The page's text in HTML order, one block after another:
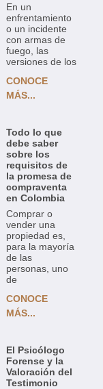
En un
enfrentamiento
o un incidente
con armas de
fuego, las
versiones de los
CONOCE
MÁS...
Todo lo que
debe saber
sobre los
requisitos de
la promesa de
compraventa
en Colombia
Comprar o
vender una
propiedad es,
para la mayoría
de las
personas, uno
de
CONOCE
MÁS...
El Psicólogo
Forense y la
Valoración del
Testimonio